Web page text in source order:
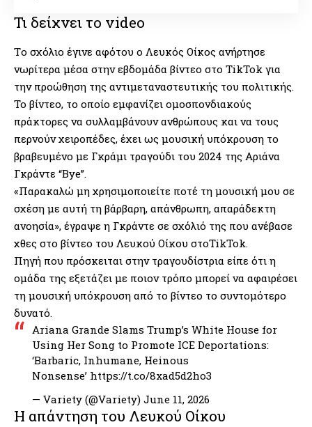
Τι δείχνει το video
Tο σχόλιο έγινε αφότου ο Λευκός Οίκος ανήρτησε
νωρίτερα μέσα στην εβδομάδα βίντεο στο TikTok για
την προώθηση της αντιμεταναστευτικής του πολιτικής.
Το βίντεο, το οποίο εμφανίζει ομοσπονδιακούς
πράκτορες να συλλαμβάνουν ανθρώπους και να τους
περνούν χειροπέδες, έχει ως μουσική υπόκρουση το
βραβευμένο με Γκράμι τραγούδι του 2024 της Αριάνα
Γκράντε “Bye”.
«Παρακαλώ μη χρησιμοποιείτε ποτέ τη μουσική μου σε
σχέση με αυτή τη βάρβαρη, απάνθρωπη, απαράδεκτη
ανοησία», έγραψε η Γκράντε σε σχόλιό της που ανέβασε
χθες στο βίντεο του Λευκού Οίκου στοTikTok.
Πηγή που πρόσκειται στην τραγουδίστρια είπε ότι η
ομάδα της εξετάζει με ποιον τρόπο μπορεί να αφαιρέσει
τη μουσική υπόκρουση από το βίντεο το συντομότερο
δυνατό.
Ariana Grande Slams Trump’s White House for
Using Her Song to Promote ICE Deportations:
‘Barbaric, Inhumane, Heinous
Nonsense’ https://t.co/8xad5d2ho3
— Variety (@Variety) June 11, 2026
Η απάντηση του Λευκού Οίκου